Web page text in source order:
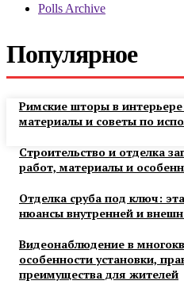
Polls Archive
Популярное
Римские шторы в
материалы и советы по
Строительство и отделка
работ, материалы и
Отделка сруба под ключ:
нюансы внутренней и
Видеонаблюдение в
особенности установки,
преимущества для жителей